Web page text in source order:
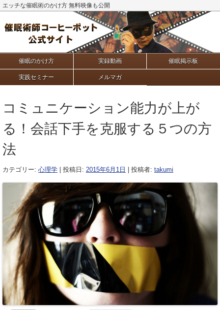
エッチな催眠術のかけ方 無料映像も公開
催眠のかけ方 実録動画 催眠掲示板
実践セミナー メルマガ
コミュニケーション能力が上が
る！会話下手を克服する５つの方
法
カテゴリー: 心理学 | 投稿日: 2015年6月1日 投稿者: takumi